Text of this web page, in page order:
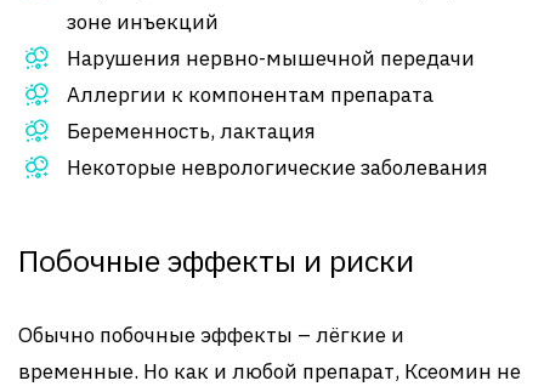
зоне инъекций
Нарушения нервно-мышечной передачи
Аллергии к компонентам препарата
Беременность, лактация
Некоторые неврологические заболевания
Побочные эффекты и риски
Обычно побочные эффекты – лёгкие и
временные. Но как и любой препарат, Ксеомин не